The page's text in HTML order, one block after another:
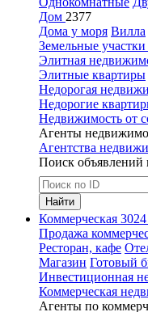
Дом 2377
Дома у моря Вилла
Земельные участки
Элитная
Элитные квартиры
Недорогая
Недорогие
Недвижимость от
Агенты
Агентства
Поиск объявлений
Найти
Коммерческая 3024
Продажа
Ресторан, кафе
Магазин Готовый
Инвестиционная
Коммерческая
Агенты по